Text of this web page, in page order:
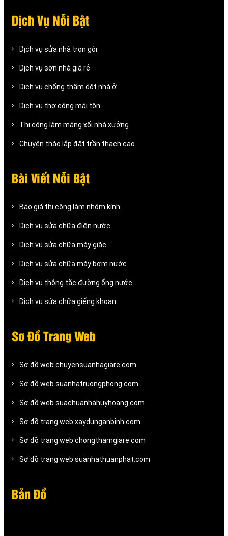
Dịch Vụ Nỗi Bật
Dịch vụ sửa nhà trọn gói
Dịch vụ sơn nhà giá rẻ
Dịch vụ chống thấm dột nhà ở
Dịch vụ thợ công mái tôn
Thi công làm máng xối nhà xưởng
Chuyên tháo lắp đặt trần thạch cao
Bài Viết Nỗi Bật
Báo giá thi công làm nhôm kính
Dịch vụ sửa chữa điện nước
Dịch vụ sửa chữa máy giặc
Dịch vụ sửa chữa máy bơm nước
Dịch vụ thông tắc đường ống nước
Dịch vụ sửa chữa giếng khoan
Sơ Đồ Trang Web
Sơ đồ web chuyensuanhagiare.com
Sơ đồ web suanhatruongphong.com
Sơ đồ web suachuanhahuyhoang.com
Sơ đồ trang web xaydunganbinh.com
Sơ đồ trang web chongthamgiare.com
Sơ đồ trang web suanhathuanphat.com
Bản Đồ